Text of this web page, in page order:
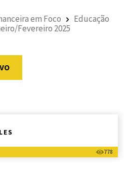
em Foco
Educação
Fevereiro 2025
778